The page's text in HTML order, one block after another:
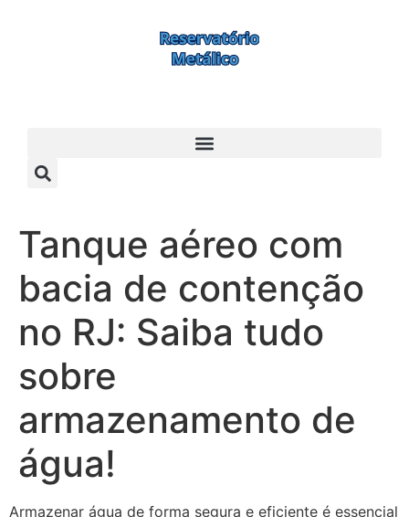
Tanque aéreo com
bacia de contenção
no RJ: Saiba tudo
sobre
armazenamento de
água!
Armazenar água de forma segura e eficiente é essencial